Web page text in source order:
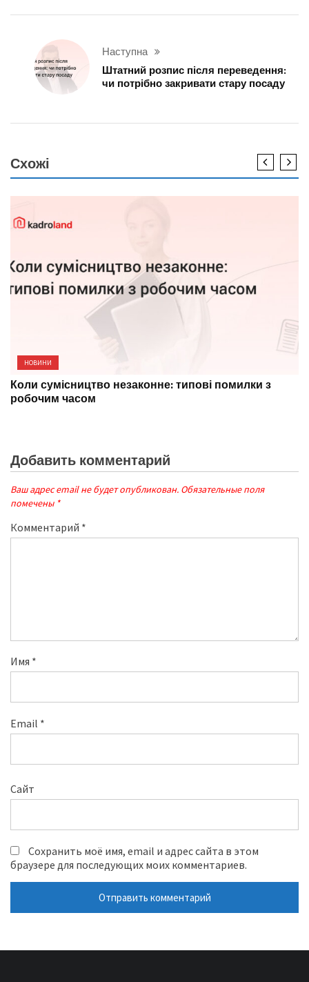
Наступна
Штатний розпис після переведення:
чи потрібно закривати стару посаду
Схожі
НОВИНИ
Коли сумісництво незаконне: типові помилки з
робочим часом
Добавить комментарий
Ваш адрес email не будет опубликован. Обязательные поля
помечены *
Комментарий *
Имя *
Email *
Сайт
Сохранить моё имя, email и адрес сайта в этом
браузере для последующих моих комментариев.